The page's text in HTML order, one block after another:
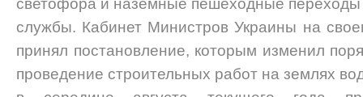
службы. Кабинет Министров Украины на
принял постановление, которым изменил
проведение строительных работ на землях